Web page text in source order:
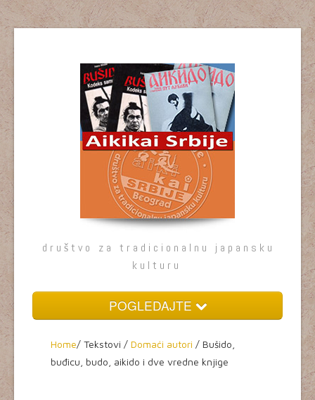
društvo za tradicionalnu japansku
kulturu
POGLEDAJTE
O aikidou
Home/ Tekstovi / Domaći autori / Bušido,
buđicu, budo, aikido i dve vredne knjige